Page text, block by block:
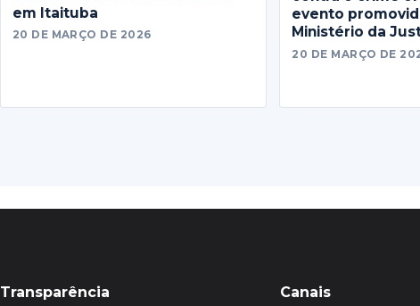
em Itaituba
20 DE MARÇO DE 2026
evento
Ministério da
20 DE MARÇO DE
Transparência Canais